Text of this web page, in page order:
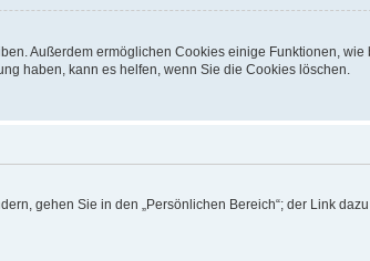
Außerdem ermöglichen Cookies einige Funktionen,
haben, kann es helfen, wenn Sie die Cookies löschen.
gehen Sie in den „Persönlichen Bereich“; der Link